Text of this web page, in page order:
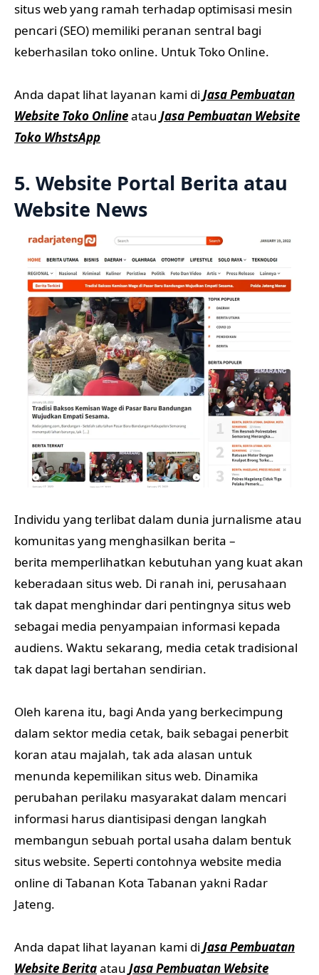
situs web yang ramah terhadap optimisasi mesin
pencari (SEO) memiliki peranan sentral bagi
keberhasilan toko online. Untuk Toko Online.
Anda dapat lihat layanan kami di Jasa Pembuatan
Website Toko Onlineatau Jasa Pembuatan Website
Toko WhstsApp
5. Website Portal Berita atau
Website News
Individu yang terlibat dalam dunia jurnalisme atau
komunitas yang menghasilkan berita –
berita memperlihatkan kebutuhan yang kuat akan
keberadaan situs web. Di ranah ini, perusahaan
tak dapat menghindar dari pentingnya situs web
sebagai media penyampaian informasi kepada
audiens. Waktu sekarang, media cetak tradisional
tak dapat lagi bertahan sendirian.
Oleh karena itu, bagi Anda yang berkecimpung
dalam sektor media cetak, baik sebagai penerbit
koran atau majalah, tak ada alasan untuk
menunda kepemilikan situs web. Dinamika
perubahan perilaku masyarakat dalam mencari
informasi harus diantisipasi dengan langkah
membangun sebuah portal usaha dalam bentuk
situs website. Seperti contohnya website media
online di Tabanan Kota Tabanan yakni Radar
Jateng.
Anda dapat lihat layanan kami di Jasa Pembuatan
Website Beritaatau Jasa Pembuatan Website